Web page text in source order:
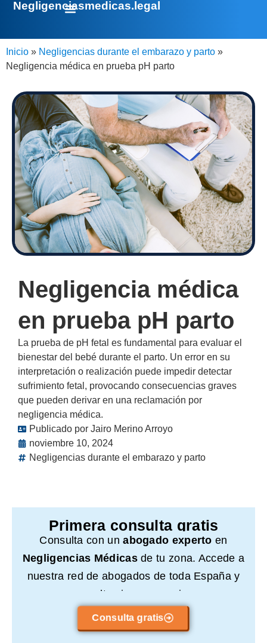
Negligenciasmedicas.legal
Inicio » Negligencias durante el embarazo y parto »
Negligencia médica en prueba pH parto
Negligencia médica
en prueba pH parto
La prueba de pH fetal es fundamental para evaluar el
bienestar del bebé durante el parto. Un error en su
interpretación o realización puede impedir detectar
sufrimiento fetal, provocando consecuencias graves
que pueden derivar en una reclamación por
negligencia médica.
Publicado por Jairo Merino Arroyo
noviembre 10, 2024
Negligencias durante el embarazo y parto
Primera consulta gratis
Consulta con unabogado experto en
Negligencias Médicasde tu zona. Accede a
nuestra red de abogados de toda España y
consulta sin compromiso.
Consulta gratis